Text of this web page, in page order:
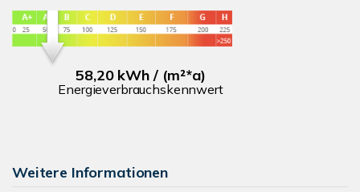
58,20 kWh / (m²*a)
Energieverbrauchskennwert
Weitere Informationen